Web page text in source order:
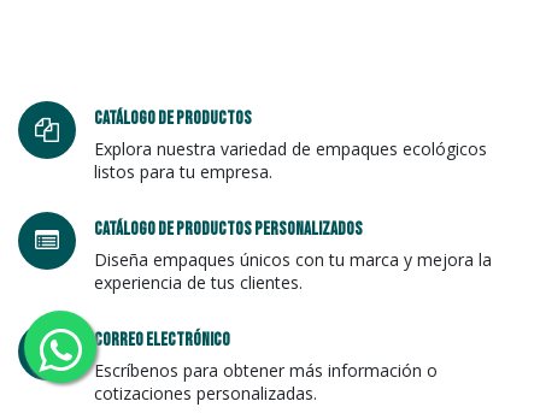
Catálogo de productos
Explora nuestra variedad de empaques ecológicos
listos para tu empresa.
catálogo de productos personalizados
Diseña empaques únicos con tu marca y mejora la
experiencia de tus clientes.
correo electrónico
Escríbenos para obtener más información o
cotizaciones personalizadas.